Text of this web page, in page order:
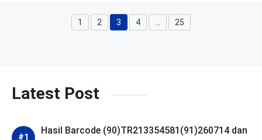
Halaman
1 Halaman
2 Halaman
3 Halaman
4 Halaman
25
Latest Post
Hasil Barcode (90)TR213354581(91)260714 dan